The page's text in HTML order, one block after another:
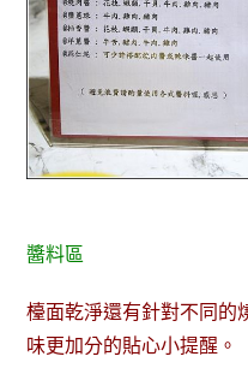
醬料區
檯面乾淨還有針對不同的
味更加分的貼心小提醒。